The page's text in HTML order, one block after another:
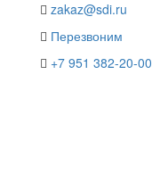
zakaz@sdi.ru
Перезвоним
+7 951 382-20-00